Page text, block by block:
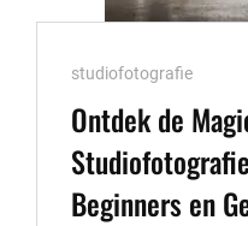
Cat
Links
studiofotografie
Ontdek de
Beginners en